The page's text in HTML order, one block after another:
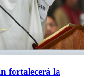
fortalecerá la